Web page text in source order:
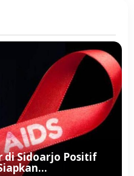
di Sidoarjo Positif